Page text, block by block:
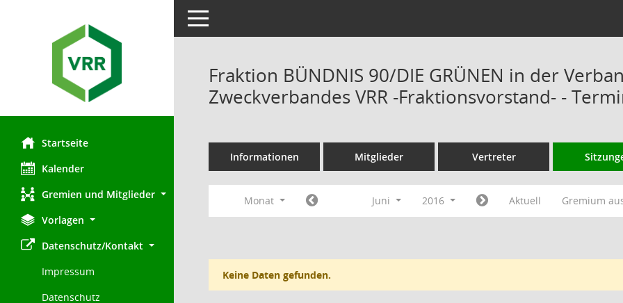
Startseite
Kalender
Gremien und Mitglieder
Vorlagen
Datenschutz/Kontakt
Impressum
Datenschutz
Toggle navigation
Fraktion BÜNDNIS 90/DIE GRÜNEN in der
Zweckverbandes VRR -Fraktionsvorstand- -
Informationen Mitglieder Vertreter
Monat Juni 2016 Aktuell Gremium
Keine Daten gefunden.